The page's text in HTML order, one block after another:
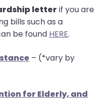
letter if you are
bills such as a
be found HERE.
– (*vary by
for Elderly, and